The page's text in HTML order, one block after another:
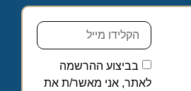
בביצוע ההרשמה
לאתר, אני מאשר/ת את